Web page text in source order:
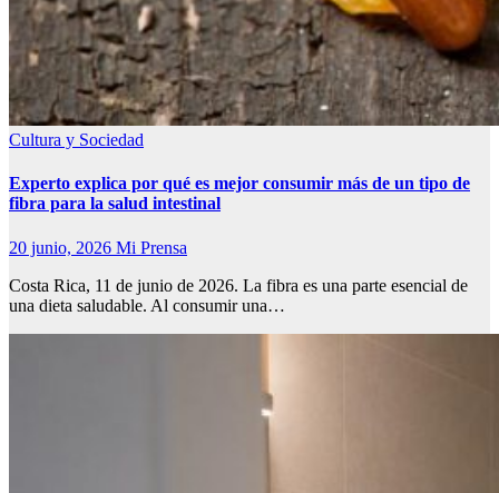
Cultura y Sociedad
Experto explica por qué es mejor consumir más de un tipo de
fibra para la salud intestinal
20 junio, 2026 Mi Prensa
Costa Rica, 11 de junio de 2026. La fibra es una parte esencial de
una dieta saludable. Al consumir una…